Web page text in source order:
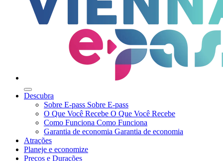
Descubra
Sobre E-pass Sobre E-pass
O Que Você Recebe O Que Você Recebe
Como Funciona Como Funciona
Garantia de economia Garantia de economia
Atrações
Planeje e economize
Preços e Durações